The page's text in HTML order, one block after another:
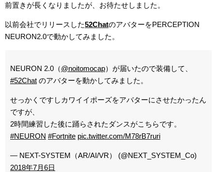
前置きが長くなりましたが、お待たせしました。
以前会社でリリースした52ChatのアバターをPERCEPTION
NEURON2.0で動かしてみました。
NEURON 2.0（@noitomocap）が届いたので装備して、
#52Chat のアバターを動かしてみました。
せっかくですしカワイイポーズをアバターにさせたかったん
ですが、
2時間練習した後に踊らされたダンスがこちらです。
#NEURON #Fortnite pic.twitter.com/M78rB7ruri
— NEXT-SYSTEM（AR/AI/VR） (@NEXT_SYSTEM_Co)
2018年7月6日